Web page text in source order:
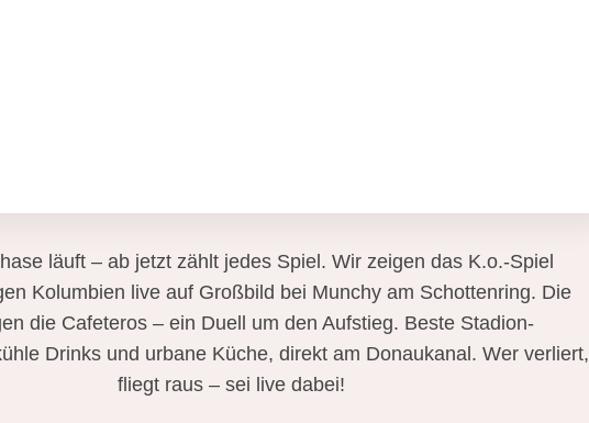
läuft – ab jetzt zählt jedes Spiel. Wir zeigen das K.o.-Spiel
Kolumbien live auf Großbild bei Munchy am Schottenring. Die
die Cafeteros – ein Duell um den Aufstieg. Beste Stadion-
Drinks und urbane Küche, direkt am Donaukanal. Wer verliert,
fliegt raus – sei live dabei!